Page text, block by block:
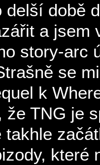
delší době
a jsem
story-arc
se
k
že TNG je
takhle
které